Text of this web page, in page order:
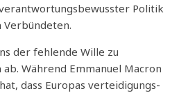
Politik
der fehlende Wille zu
Während Emmanuel Macron
dass Europas verteidigungs-